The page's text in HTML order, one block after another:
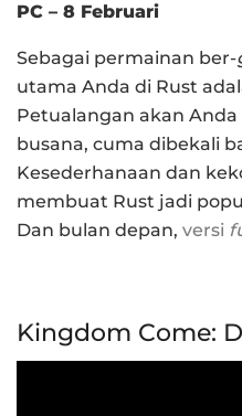
PC – 8 Februari
Sebagai permainan ber-
utama Anda di Rust
Petualangan akan
busana, cuma dibekali
Kesederhanaan dan
membuat Rust jadi
Dan bulan depan, versi
Kingdom Come: